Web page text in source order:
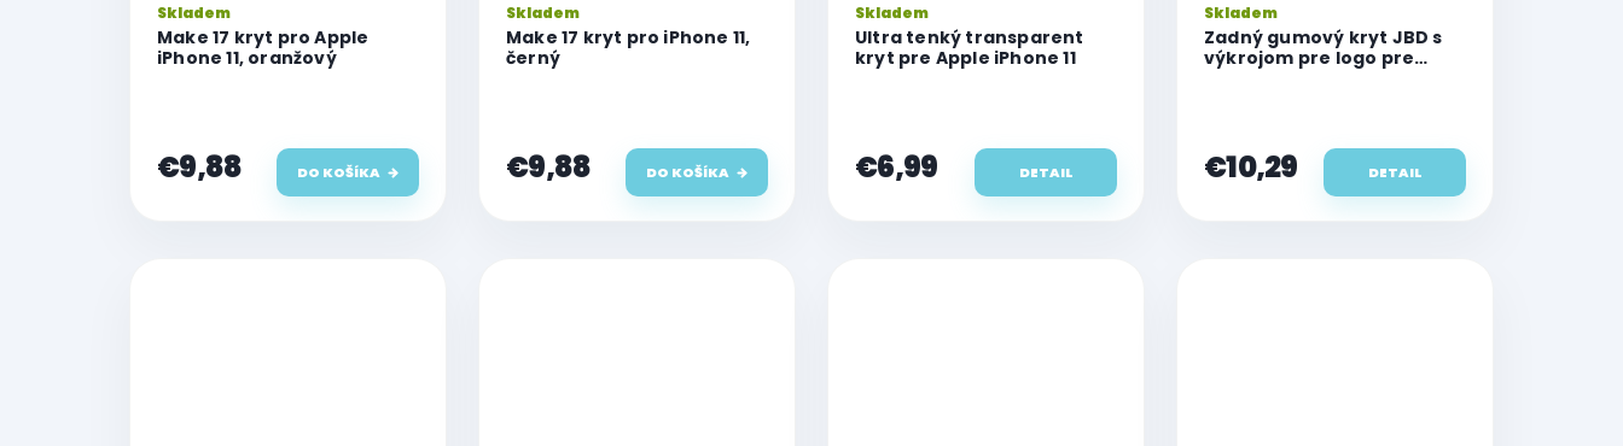
Make 17 kryt pro Apple
iPhone 11, oranžový
Skladem
€9,88 DO KOŠÍKA
Make 17 kryt pro iPhone 11,
černý
Skladem
€9,88 DO KOŠÍKA
Ultra tenký transparent
kryt pre Apple iPhone 11
Skladem
€6,99 DETAIL
Zadný gumový kryt JBD s
výkrojom pre logo pre
Skladem
€10,29 DETAIL